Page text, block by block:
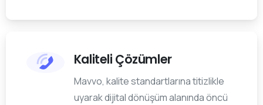
Kaliteli Çözümler
Mavvo, kalite standartlarına titizlikle
uyarak dijital dönüşüm alanında öncü